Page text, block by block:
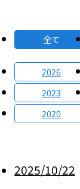
全て
2026
2023
2020
2025/10/22